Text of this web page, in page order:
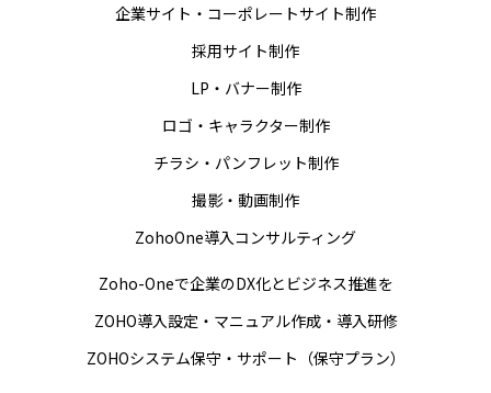
企業サイト・コーポレートサイト制作
採用サイト制作
LP・バナー制作
ロゴ・キャラクター制作
チラシ・パンフレット制作
撮影・動画制作
ZohoOne導入コンサルティング
Zoho-Oneで企業のDX化とビジネス推進を
ZOHO導入設定・マニュアル作成・導入研修
ZOHOシステム保守・サポート（保守プラン）